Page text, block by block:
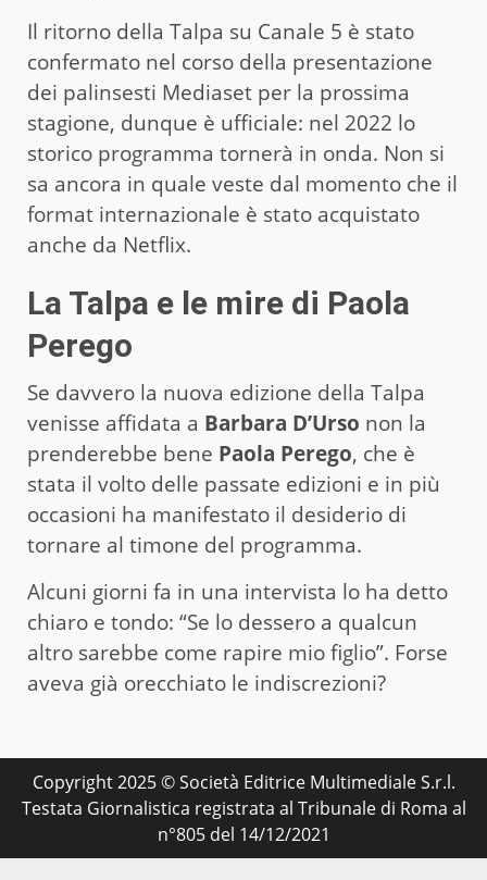
Il ritorno della Talpa su Canale 5 è stato
confermato nel corso della presentazione
dei palinsesti Mediaset per la prossima
stagione, dunque è ufficiale: nel 2022 lo
storico programma tornerà in onda. Non si
sa ancora in quale veste dal momento che il
format internazionale è stato acquistato
anche da Netflix.
La Talpa e le mire di Paola
Perego
Se davvero la nuova edizione della Talpa
venisse affidata a Barbara D’Urso non la
prenderebbe bene Paola Perego, che è
stata il volto delle passate edizioni e in più
occasioni ha manifestato il desiderio di
tornare al timone del programma.
Alcuni giorni fa in una intervista lo ha detto
chiaro e tondo: “Se lo dessero a qualcun
altro sarebbe come rapire mio figlio”. Forse
aveva già orecchiato le indiscrezioni?
Copyright 2025 © Società Editrice Multimediale S.r.l.
Testata Giornalistica registrata al Tribunale di Roma al
n°805 del 14/12/2021